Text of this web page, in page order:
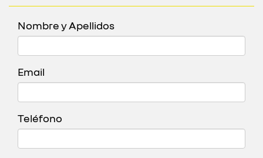
Nombre y Apellidos
Email
Teléfono